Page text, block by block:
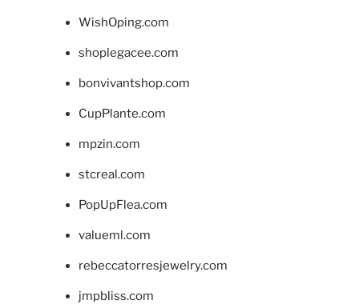
WishOping.com
shoplegacee.com
bonvivantshop.com
CupPlante.com
mpzin.com
stcreal.com
PopUpFlea.com
valueml.com
rebeccatorresjewelry.com
jmpbliss.com